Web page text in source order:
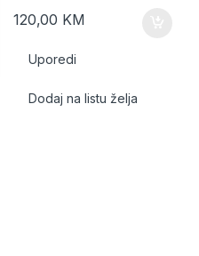
120,00 KM
Uporedi
Dodaj na listu želja